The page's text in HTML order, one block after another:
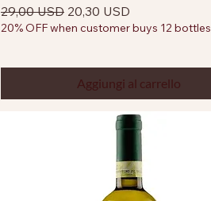
Prezzo regolare
29,00 USD Prezzo scontato
20,30 USD
20% OFF when customer buys 12 bottles
Aggiungi al carrello